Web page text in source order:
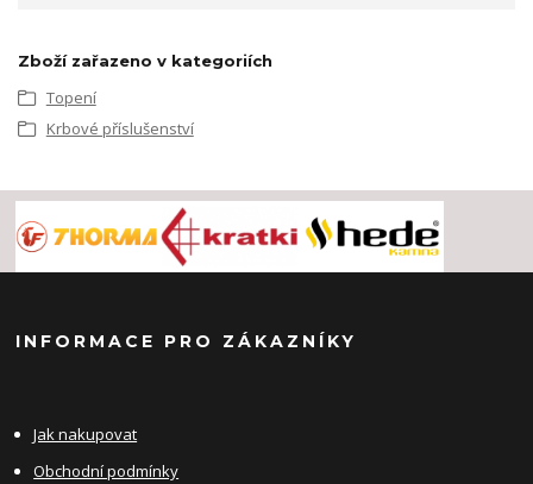
Zboží zařazeno v kategoriích
Topení
Krbové příslušenství
INFORMACE PRO ZÁKAZNÍKY
Jak nakupovat
Obchodní podmínky